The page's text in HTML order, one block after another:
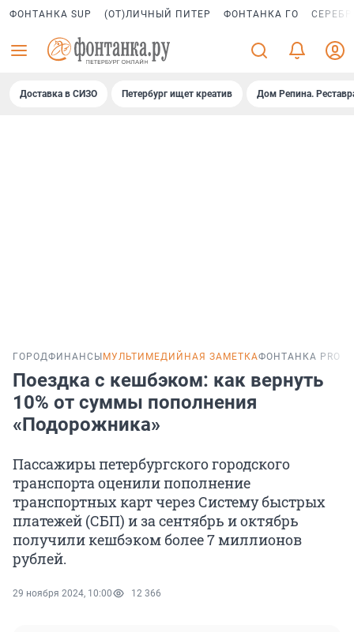
ФОНТАНКА SUP (ОТ)ЛИЧНЫЙ ПИТЕР ФОНТАНКА ГО
Доставка в СИЗО Петербург ищет креатив Дом Репина.
ГОРОДФИНАНСЫ МУЛЬТИМЕДИЙНАЯ ЗАМЕТКАФОНТАНКА PRO
Поездка с кешбэком: как вернуть
10% от суммы пополнения
«Подорожника»
Пассажиры петербургского городского
транспорта оценили пополнение
транспортных карт через Систему быстрых
платежей (СБП) и за сентябрь и октябрь
получили кешбэком более 7 миллионов
рублей.
29 ноября 2024, 10:00 12 366